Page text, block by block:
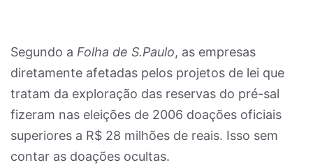
Segundo a Folha de S.Paulo, as empresas
diretamente afetadas pelos projetos de lei que
tratam da exploração das reservas do pré-sal
fizeram nas eleições de 2006 doações oficiais
superiores a R$ 28 milhões de reais. Isso sem
contar as doações ocultas.